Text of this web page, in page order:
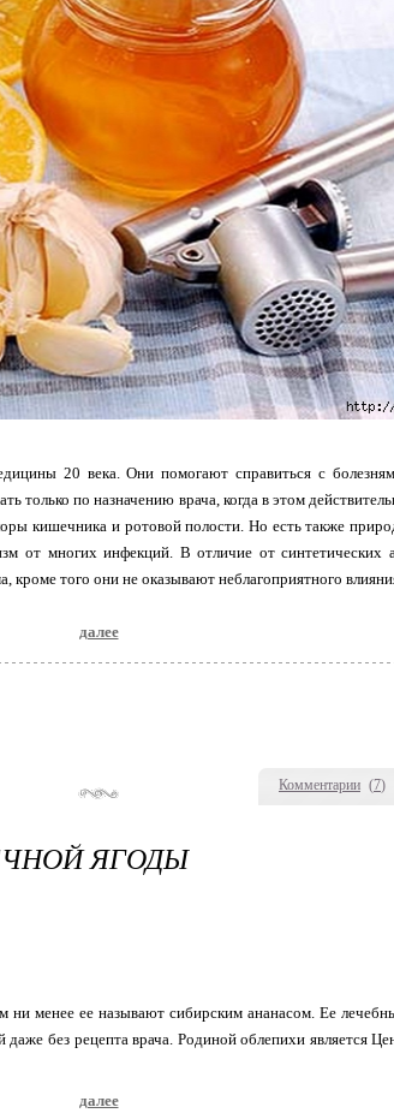
Комментарии (7)
20 века. Они помогают справиться с
по назначению врача, когда в этом
кишечника и ротовой полости. Но есть также
от многих инфекций. В отличие от синтетических
кроме того они не оказывают неблагоприятного
далее
ЯГОДЫ
ни менее ее называют сибирским ананасом. Ее
без рецепта врача. Родиной облепихи является
далее